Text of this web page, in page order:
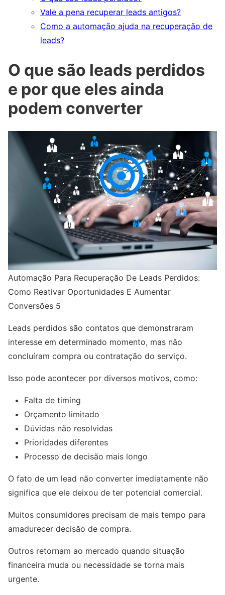
Vale a pena recuperar leads antigos?
Como a automação ajuda na recuperação de
leads?
O que são leads perdidos
e por que eles ainda
podem converter
Automação Para Recuperação De Leads Perdidos:
Como Reativar Oportunidades E Aumentar
Conversões 5
Leads perdidos são contatos que demonstraram
interesse em determinado momento, mas não
concluíram compra ou contratação do serviço.
Isso pode acontecer por diversos motivos, como:
Falta de timing
Orçamento limitado
Dúvidas não resolvidas
Prioridades diferentes
Processo de decisão mais longo
O fato de um lead não converter imediatamente não
significa que ele deixou de ter potencial comercial.
Muitos consumidores precisam de mais tempo para
amadurecer decisão de compra.
Outros retornam ao mercado quando situação
financeira muda ou necessidade se torna mais
urgente.